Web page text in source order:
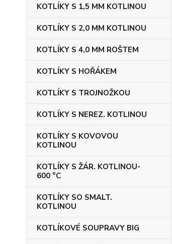
KOTLÍKY S 1,5 MM KOTLINOU
KOTLÍKY S 2,0 MM KOTLINOU
KOTLÍKY S 4,0 MM ROŠTEM
KOTLÍKY S HOŘÁKEM
KOTLÍKY S TROJNOŽKOU
KOTLÍKY S NEREZ. KOTLINOU
KOTLÍKY S KOVOVOU
KOTLINOU
KOTLÍKY S ŽÁR. KOTLINOU-
600 °C
KOTLÍKY SO SMALT.
KOTLINOU
KOTLÍKOVÉ SOUPRAVY BIG